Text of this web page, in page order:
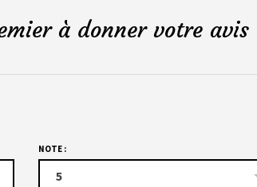
à donner votre
NOTE :
5